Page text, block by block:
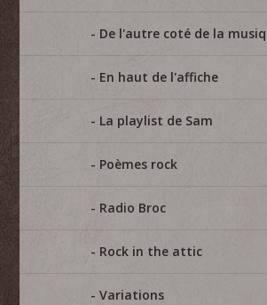
De l'autre coté de la
En haut de l'affiche
La playlist de Sam
Poèmes rock
Radio Broc
Rock in the attic
Variations